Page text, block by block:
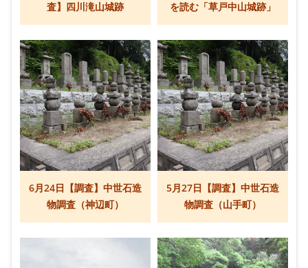
査】四川滝山城跡
を読む「草戸中山城跡」
6月24日【調査】中世石造
物調査（神辺町）
5月27日【調査】中世石造
物調査（山手町）